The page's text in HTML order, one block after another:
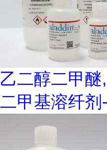
乙二醇二甲醚
二甲基溶纤剂